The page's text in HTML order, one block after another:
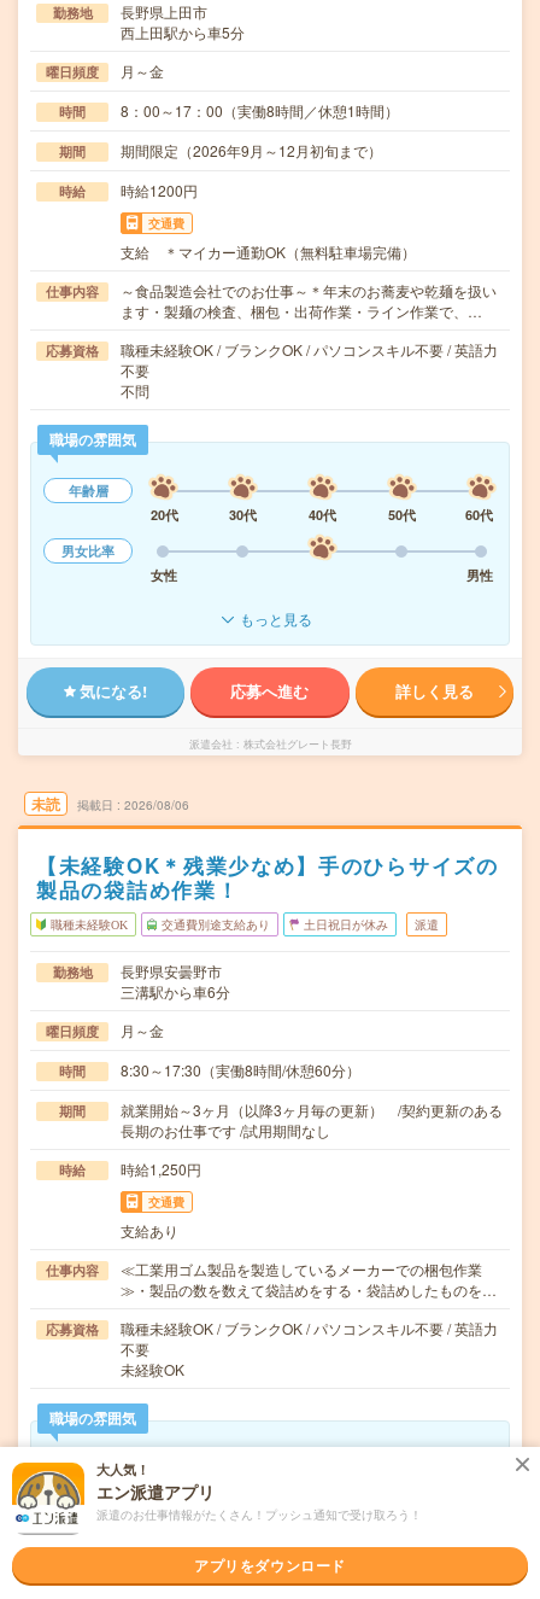
勤務地
長野県上田市
西上田駅から車5分
曜日頻度 月～金
時間 8：00～17：00（実働8時間／休憩1時間）
期間 期間限定（2026年9月～12月初旬まで）
時給 時給1200円
交通費
支給 ＊マイカー通勤OK（無料駐車場完備）
仕事内容
～食品製造会社でのお仕事～＊年末のお蕎麦や乾麺を扱い
ます・製麺の検査、梱包・出荷作業・ライン作業で、…
応募資格
職種未経験OK / ブランクOK / パソコンスキル不要 / 英語力
不要
不問
職場の雰囲気
年齢層
20代
30代 40代 50代
60代
男女比率
女性
男性
もっと見る
気になる! 応募へ進む 詳しく見る
派遣会社 株式会社グレート長野
未読 掲載日 2026/08/06
【未経験OK＊残業少なめ】手のひらサイズの
製品の袋詰め作業！
職種未経験OK 交通費別途支給あり 土日祝日が休み 派遣
勤務地
長野県安曇野市
三溝駅から車6分
曜日頻度 月～金
時間 8:30～17:30（実働8時間/休憩60分）
期間
就業開始～3ヶ月（以降3ヶ月毎の更新） /契約更新のある
長期のお仕事です /試用期間なし
時給 時給1,250円
交通費
支給あり
仕事内容
≪工業用ゴム製品を製造しているメーカーでの梱包作業
≫・製品の数を数えて袋詰めをする・袋詰めしたものを…
応募資格
職種未経験OK / ブランクOK / パソコンスキル不要 / 英語力
不要
未経験OK
職場の雰囲気
年齢層
20代
男女比率
大人気！
エン派遣アプリ
派遣のお仕事情報がたくさん！プッシュ通知で受け取ろう！
アプリをダウンロード